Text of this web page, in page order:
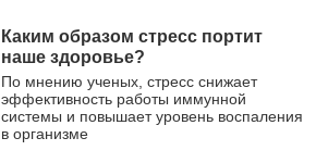
Каким образом стресс портит
наше здоровье?
По мнению ученых, стресс снижает
эффективность работы иммунной
системы и повышает уровень воспаления
в организме